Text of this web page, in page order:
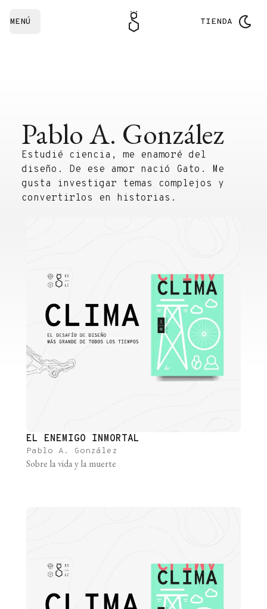
MENÚ TIENDA
Pablo A. González
Estudié ciencia, me enamoré del
diseño. De ese amor nació Gato. Me
gusta investigar temas complejos y
convertirlos en historias.
EL ENEMIGO INMORTAL
Pablo A. González
Sobre la vida y la muerte